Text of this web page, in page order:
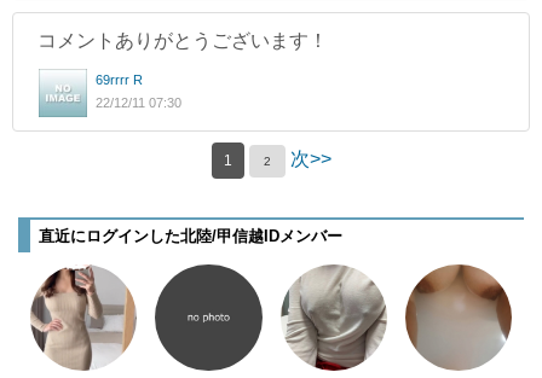
コメントありがとうございます！
69rrrr R
22/12/11 07:30
1 2 次>>
直近にログインした北陸/甲信越IDメンバー